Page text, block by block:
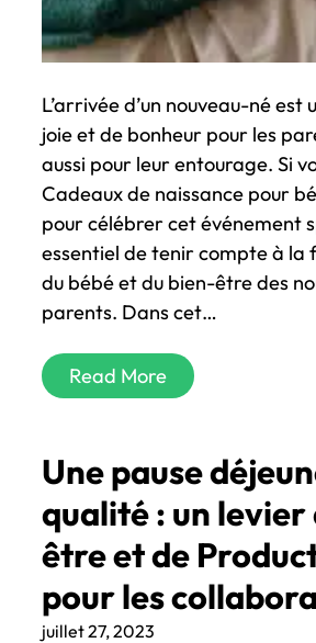
L’arrivée d’un nouveau-né est
joie et de bonheur pour les
aussi pour leur entourage. Si
Cadeaux de naissance pour
pour célébrer cet événement
essentiel de tenir compte à la
du bébé et du bien-être des
parents. Dans cet…
Read More
Une pause
qualité : un levier
être et de
pour les
juillet 27, 2023